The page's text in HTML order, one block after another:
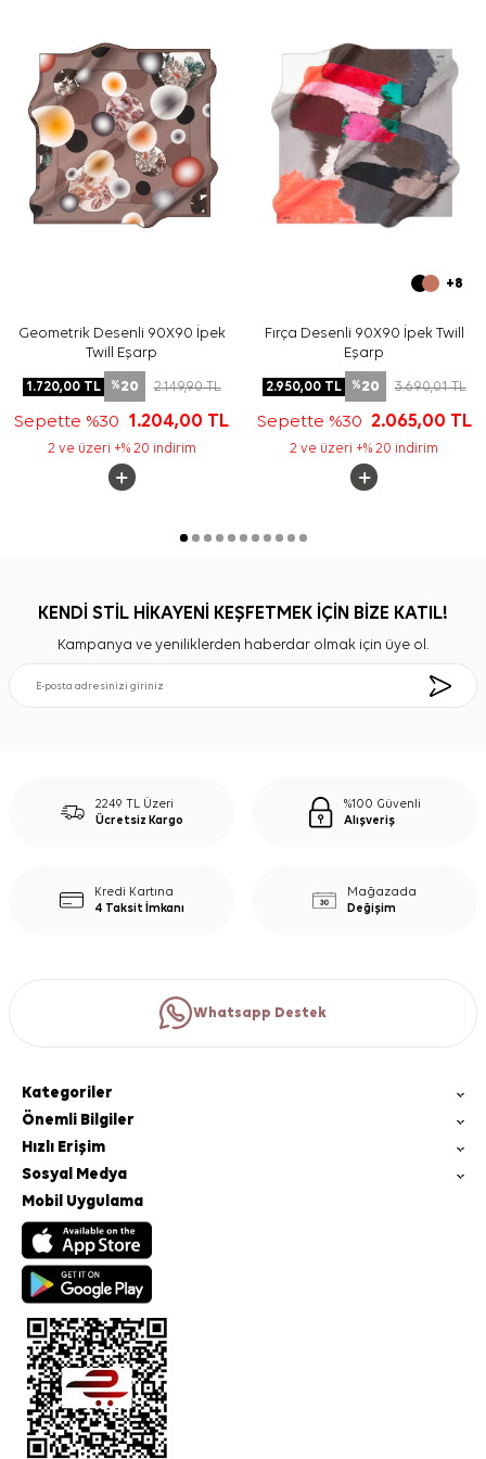
gerektiğinde
Aker İpek Eşarp Şampuanıkullanmayı
değerlendirebilirsiniz.
Sıkça Sorulan Sorular
Mürdüm İpek Kare Desenli Eşarp hangi ölçüdedir?
Bu ürünün kumaş kalitesi nedir?
Koyu mürdüm eşarp hangi renklerle uyumludur?
Bu ipek tivil eşarp günlük kullanım için uygun mu?
Geometrik Desenli 90X90 İpek
Twill Eşarp
1.720,00TL %20 2.149,90TL
Sepette %30 1.204,00 TL
2 ve üzeri +% 20 indirim
+8
Fırça Desenli 90X90 İpek Twill
Eşarp
2.950,00TL %20 3.690,01TL
Sepette %30 2.065,00 TL
2 ve üzeri +% 20 indirim
KENDİ STİL HİKAYENİ KEŞFETMEK İÇİN BİZE KATIL!
Kampanya ve yeniliklerden haberdar olmak için üye ol.
2249 TL Üzeri
Ücretsiz Kargo
%100 Güvenli
Alışveriş
Kredi Kartına
4 Taksit İmkanı
Mağazada
Değişim
Whatsapp Destek
Kategoriler
Önemli Bilgiler
Hızlı Erişim
Sosyal Medya
Mobil Uygulama